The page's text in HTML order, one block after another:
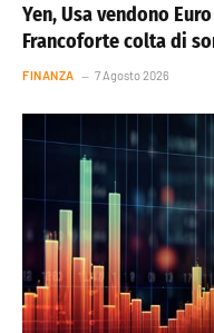
Yen, Usa vendono
Francoforte colta di
FINANZA 7 Agosto 2026